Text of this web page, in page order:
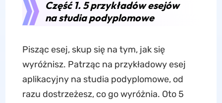
Część 1. 5 przykładów esejów
na studia podyplomowe
Pisząc esej, skup się na tym, jak się
wyróżnisz. Patrząc na przykładowy esej
aplikacyjny na studia podyplomowe, od
razu dostrzeżesz, co go wyróżnia. Oto 5